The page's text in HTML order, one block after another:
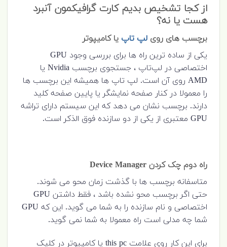
از کجا تشخیص بدیم کارت گرافیکمون آنبرد
هست یا نه؟
برچسب های روی لپ تاپ یا کامیپوتر
یکی از ساده ترین راه ها برای بررسی وجود GPU
اختصاصی در لپ‌تاپ ، جستجوی برچسب Nvidia یا
AMD روی آن است. لپ تاپ ها همیشه این برچسب ها
را معمولا در کنار صفحه نمایشگر یا پایین صفحه کلید
دارند. برچسب نشان می دهد که این سیستم دارای تراشه
GPU معتبری از یکی از دو سازنده فوق الذکر است.
راه دوم چک کردن Device Manager
متاسفانه برچسب ها با گذشت زمان محو می شوند.
حتی اگر برچسب محو نشده باشد ، فقط داشتن GPU
اختصاصی و نام سازنده را به شما می گوید. این که GPU
شما چه مدلی است راه معمولا به شما نمی گوید.
برای این کار روی علامت this pc یا کامپیوتر در کلیک